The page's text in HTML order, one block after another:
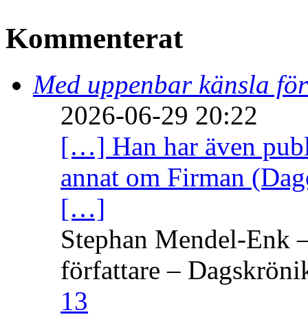
Kommenterat
Med uppenbar känsla
2026-06-29 20:22
[…] Han har även
annat om Firman
[…]
Stephan Mendel-Enk
författare –
13